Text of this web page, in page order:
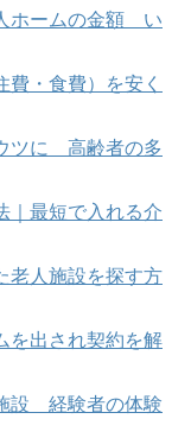
ホームの金額 い
・食費）を安く
ツに 高齢者の多
｜最短で入れる介
老人施設を探す方
を出され契約を解
設 経験者の体験